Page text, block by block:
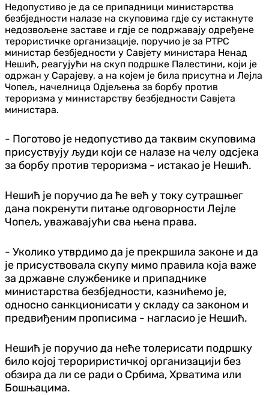
Недопустиво је да се припадници министарства
безбједности налазе на скуповима гдје су истакнуте
недозвољене заставе и гдје се подржавају одређене
терористичке организације, поручио је за РТРС
министар безбједности у Савјету министара Ненад
Нешић, реагујући на скуп подршке Палестини, који је
одржан у Сарајеву, а на којем је била присутна и Лејла
Чопељ, начелница Одјељења за борбу против
тероризма у министарству безбједности Савјета
министара.
- Поготово је недопустиво да таквим скуповима
присуствују људи који се налазе на челу одсјека
за борбу против тероризма - истакао је Нешић.
Нешић је поручио да ће већ у току сутрашњег
дана покренути питање одговорности Лејле
Чопељ, уважавајући сва њена права.
- Уколико утврдимо да је прекршила законе и да
је присуствовала скупу мимо правила која важе
за државне службенике и припаднике
министарства безбједности, казнићемо је,
односно санкционисати у складу са законом и
предвиђеним прописима - нагласио је Нешић.
Нешић је поручио да неће толерисати подршку
било којој терориристичкој организацији без
обзира да ли се ради о Србима, Хрватима или
Бошњацима.